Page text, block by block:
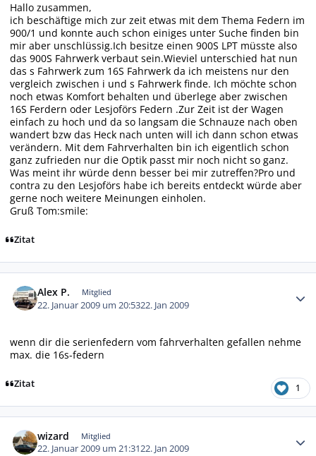
Hallo zusammen,
ich beschäftige mich zur zeit etwas mit dem Thema Federn im
900/1 und konnte auch schon einiges unter Suche finden bin
mir aber unschlüssig.Ich besitze einen 900S LPT müsste also
das 900S Fahrwerk verbaut sein.Wieviel unterschied hat nun
das s Fahrwerk zum 16S Fahrwerk da ich meistens nur den
vergleich zwischen i und s Fahrwerk finde. Ich möchte schon
noch etwas Komfort behalten und überlege aber zwischen
16S Ferdern oder Lesjoförs Federn .Zur Zeit ist der Wagen
einfach zu hoch und da so langsam die Schnauze nach oben
wandert bzw das Heck nach unten will ich dann schon etwas
verändern. Mit dem Fahrverhalten bin ich eigentlich schon
ganz zufrieden nur die Optik passt mir noch nicht so ganz.
Was meint ihr würde denn besser bei mir zutreffen?Pro und
contra zu den Lesjoförs habe ich bereits entdeckt würde aber
gerne noch weitere Meinungen einholen.
Gruß Tom:smile:
Zitat
Alex P. Mitglied
22. Januar 2009 um 20:5322. Jan 2009
wenn dir die serienfedern vom fahrverhalten gefallen nehme
max. die 16s-federn
Zitat 1
wizard Mitglied
22. Januar 2009 um 21:3122. Jan 2009